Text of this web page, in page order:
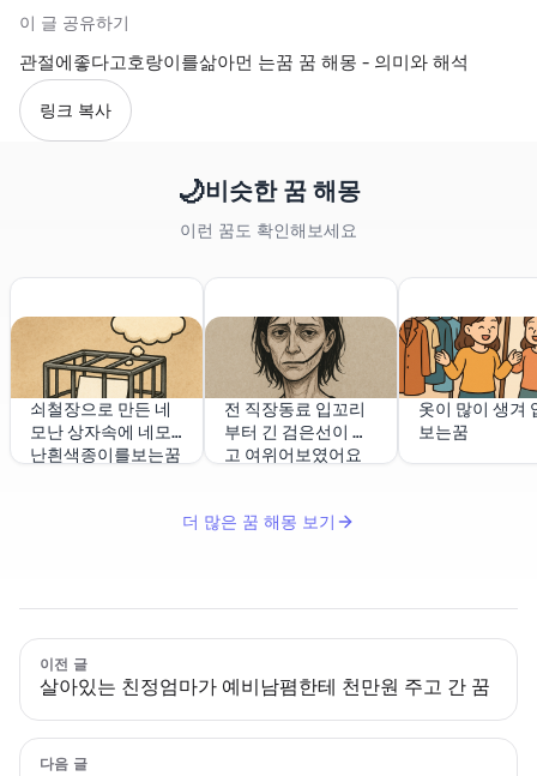
이 글 공유하기
관절에좋다고호랑이를삶아먼 는꿈 꿈 해몽 - 의미와 해석
링크 복사
🌙비슷한 꿈 해몽
이런 꿈도 확인해보세요
쇠철장으로 만든 네
모난 상자속에 네모
난흰색종이를보는꿈
전 직장동료 입꼬리
부터 긴 검은선이 있
고 여위어보였어요
옷이 많이 생겨
보는꿈
더 많은 꿈 해몽 보기
이전 글
살아있는 친정엄마가 예비남폄한테 천만원 주고 간 꿈
다음 글